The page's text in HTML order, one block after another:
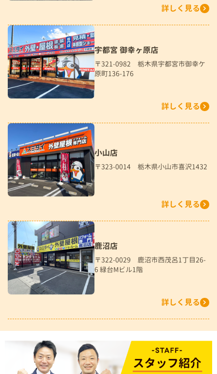
詳しく見る
宇都宮 御幸ヶ原店
〒321-0982 栃木県宇都宮市御幸ケ
原町136-176
詳しく見る
小山店
〒323-0014 栃木県小山市喜沢1432
詳しく見る
鹿沼店
〒322-0029 鹿沼市西茂呂1丁目26-
6 緑台Mビル1階
詳しく見る